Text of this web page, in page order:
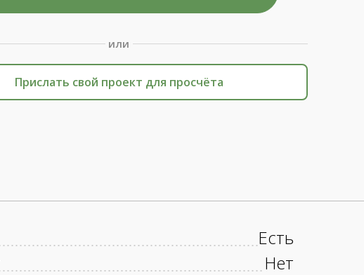
или
Прислать свой проект для просчёта
Есть
Нет